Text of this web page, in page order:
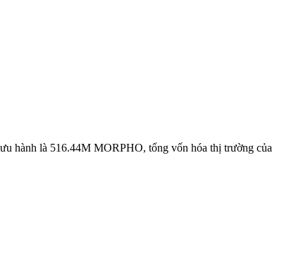
hành là 516.44M MORPHO, tổng vốn hóa thị trường của